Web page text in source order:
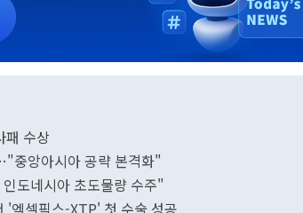
패 수상
중앙아시아 공략 본격화"
도네시아 초도물량 수주"
'엑셀픽스-XTP' 첫 수술 성공